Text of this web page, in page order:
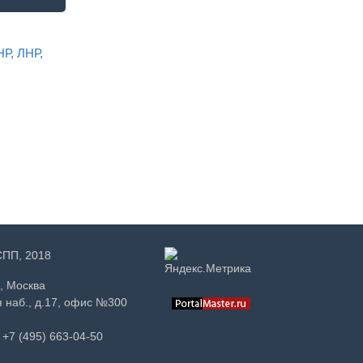
ЛНР,
2018
Москва
наб., д.17, офис №300
(495) 663-04-50